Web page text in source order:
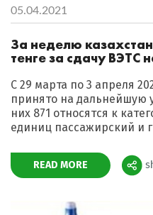
05.04.2021
За неделю
тенге за сдачу ВЭТС
С 29 марта по 3 апреля
принято на дальнейшую
них 871 относятся к
единиц пассажирский и
READ MORE